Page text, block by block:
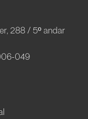
288 / 5º andar
049